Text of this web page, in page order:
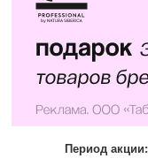
Период акции: